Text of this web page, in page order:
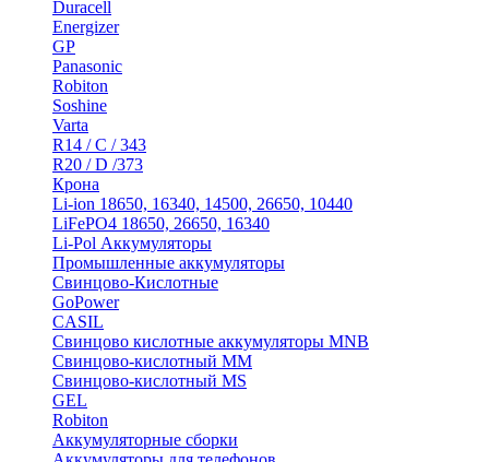
Duracell
Energizer
GP
Panasonic
Robiton
Soshine
Varta
R14 / C / 343
R20 / D /373
Крона
Li-ion 18650, 16340, 14500, 26650, 10440
LiFePO4 18650, 26650, 16340
Li-Pol Аккумуляторы
Промышленные аккумуляторы
Свинцово-Кислотные
GoPower
CASIL
Свинцово кислотные аккумуляторы MNB
Cвинцово-кислотный MM
Cвинцово-кислотный MS
GEL
Robiton
Аккумуляторные сборки